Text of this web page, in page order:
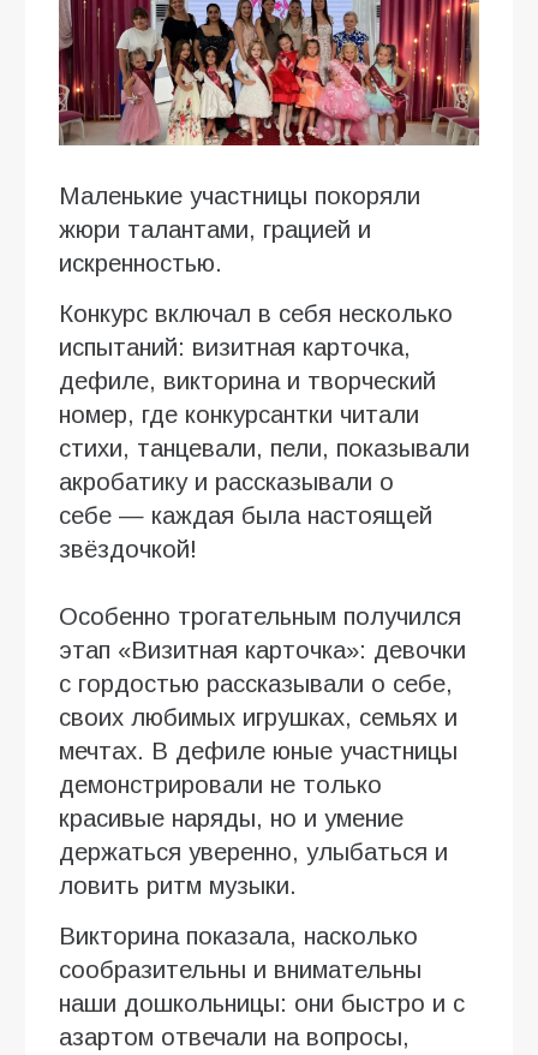
Маленькие участницы покоряли
жюри талантами, грацией и
искренностью.
Конкурс включал в себя несколько
испытаний: визитная карточка,
дефиле, викторина и творческий
номер, где конкурсантки читали
стихи, танцевали, пели, показывали
акробатику и рассказывали о
себе — каждая была настоящей
звёздочкой!
Особенно трогательным получился
этап «Визитная карточка»: девочки
с гордостью рассказывали о себе,
своих любимых игрушках, семьях и
мечтах. В дефиле юные участницы
демонстрировали не только
красивые наряды, но и умение
держаться уверенно, улыбаться и
ловить ритм музыки.
Викторина показала, насколько
сообразительны и внимательны
наши дошкольницы: они быстро и с
азартом отвечали на вопросы,